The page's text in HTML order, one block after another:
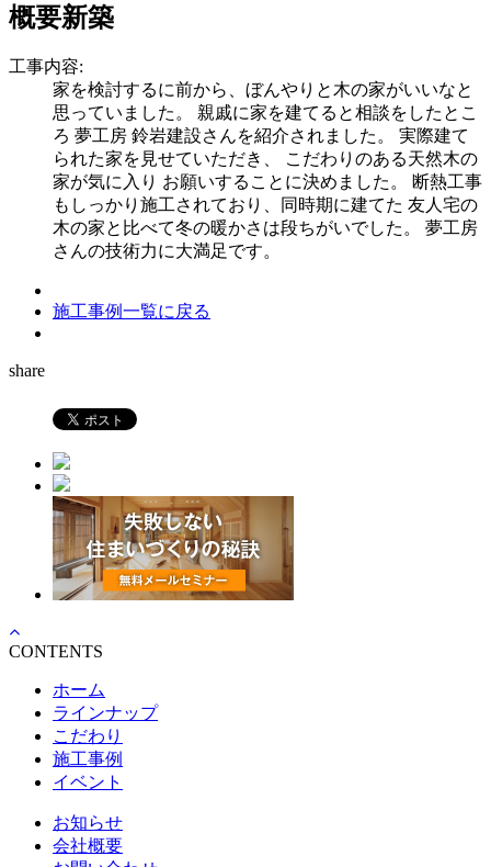
概要新築
工事内容:
家を検討するに前から、ぼんやりと木の家がいいなと
思っていました。 親戚に家を建てると相談をしたとこ
ろ 夢工房 鈴岩建設さんを紹介されました。 実際建て
られた家を見せていただき、 こだわりのある天然木の
家が気に入り お願いすることに決めました。 断熱工事
もしっかり施工されており、同時期に建てた 友人宅の
木の家と比べて冬の暖かさは段ちがいでした。 夢工房
さんの技術力に大満足です。
施工事例一覧に戻る
share
CONTENTS
ホーム
ラインナップ
こだわり
施工事例
イベント
お知らせ
会社概要